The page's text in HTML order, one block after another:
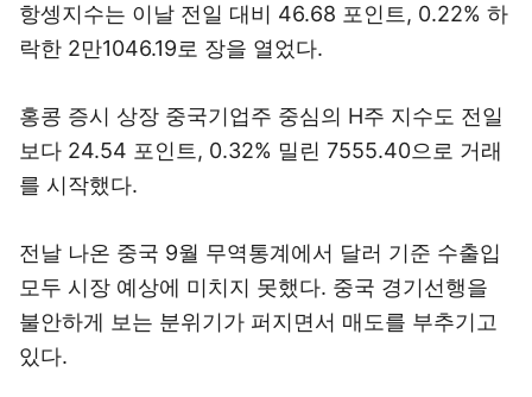
항셍지수는 이날 전일 대비 46.68 포인트, 0.22% 하
락한 2만1046.19로 장을 열었다.
홍콩 증시 상장 중국기업주 중심의 H주 지수도 전일
보다 24.54 포인트, 0.32% 밀린 7555.40으로 거래
를 시작했다.
전날 나온 중국 9월 무역통계에서 달러 기준 수출입
모두 시장 예상에 미치지 못했다. 중국 경기선행을
불안하게 보는 분위기가 퍼지면서 매도를 부추기고
있다.